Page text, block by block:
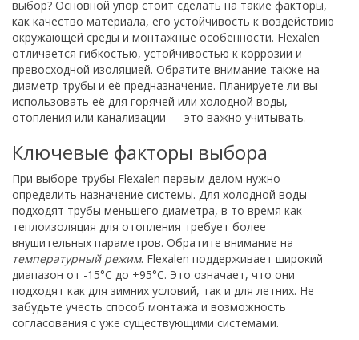
выбор? Основной упор стоит сделать на такие факторы,
как качество материала, его устойчивость к воздействию
окружающей среды и монтажные особенности. Flexalen
отличается гибкостью, устойчивостью к коррозии и
превосходной изоляцией. Обратите внимание также на
диаметр трубы и её предназначение. Планируете ли вы
использовать её для горячей или холодной воды,
отопления или канализации — это важно учитывать.
Ключевые факторы выбора
При выборе трубы Flexalen первым делом нужно
определить назначение системы. Для холодной воды
подходят трубы меньшего диаметра, в то время как
теплоизоляция для отопления требует более
внушительных параметров. Обратите внимание на
температурный режим. Flexalen поддерживает широкий
диапазон от -15°C до +95°C. Это означает, что они
подходят как для зимних условий, так и для летних. Не
забудьте учесть способ монтажа и возможность
согласования с уже существующими системами.